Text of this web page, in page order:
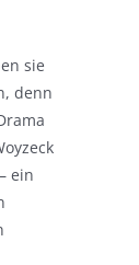
sie
denn
ein